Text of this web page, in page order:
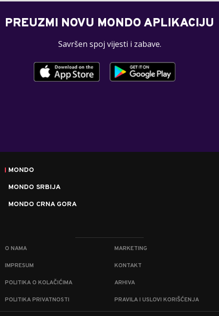
PREUZMI NOVU MONDO APLIKACIJU
Savršen spoj vijesti i zabave.
MONDO
MONDO SRBIJA
MONDO CRNA GORA
O NAMA MARKETING
IMPRESUM KONTAKT
POLITIKA O KOLAČIĆIMA ARHIVA
POLITIKA PRIVATNOSTI PRAVILA I USLOVI KORIŠĆENJA